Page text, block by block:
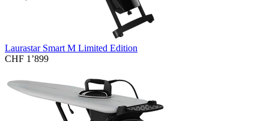
Laurastar Smart M Limited Edition
CHF 1’899